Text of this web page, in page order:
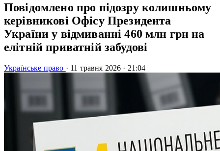
Повідомлено про підозру колишньому
керівникові Офісу Президента
України у відмиванні 460 млн грн на
елітній приватній забудові
Українське право · 11 травня 2026 · 21:04